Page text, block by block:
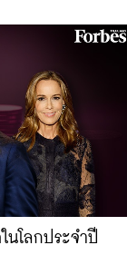
นโลกประจำปี